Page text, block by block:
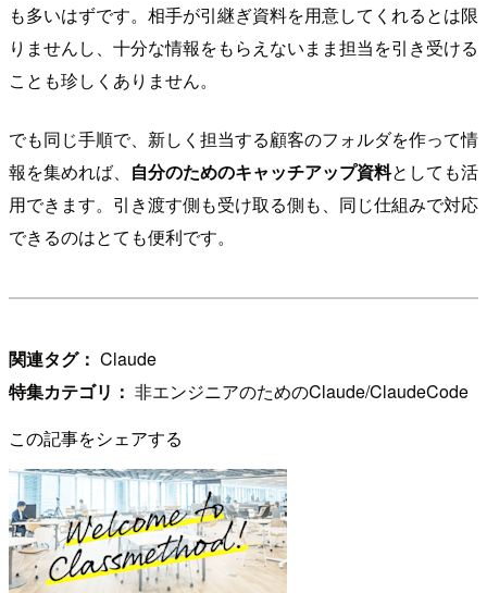
も多いはずです。相手が引継ぎ資料を用意してくれるとは限
りませんし、十分な情報をもらえないまま担当を引き受ける
ことも珍しくありません。
でも同じ手順で、新しく担当する顧客のフォルダを作って情
報を集めれば、 自分のためのキャッチアップ資料としても活
用できます。引き渡す側も受け取る側も、同じ仕組みで対応
できるのはとても便利です。
関連タグ： Claude
特集カテゴリ： 非エンジニアのためのClaude/ClaudeCode
この記事をシェアする